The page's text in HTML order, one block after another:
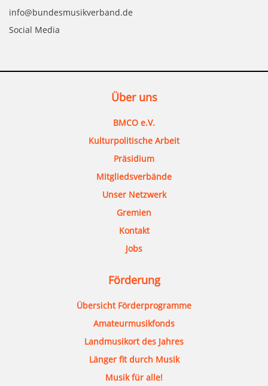
info@bundesmusikverband.de
Social Media
Über uns
BMCO e.V.
Kulturpolitische Arbeit
Präsidium
Mitgliedsverbände
Unser Netzwerk
Gremien
Kontakt
Jobs
Förderung
Übersicht Förderprogramme
Amateurmusikfonds
Landmusikort des Jahres
Länger fit durch Musik
Musik für alle!